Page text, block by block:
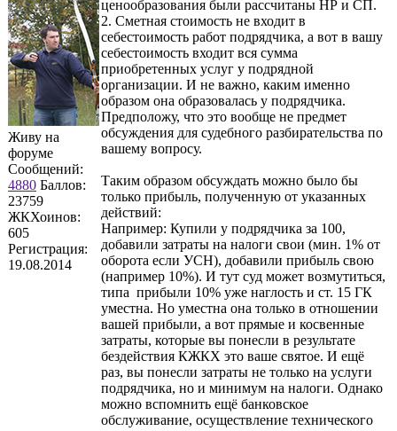
Живу на
форуме
Сообщений:
4880 Баллов:
23759
ЖКХоинов:
605
Регистрация:
19.08.2014
ценообразования были рассчитаны НР и СП.
2. Сметная стоимость не входит в
себестоимость работ подрядчика, а вот в вашу
себестоимость входит вся сумма
приобретенных услуг у подрядной
организации. И не важно, каким именно
образом она образовалась у подрядчика.
Предположу, что это вообще не предмет
обсуждения для судебного разбирательства по
вашему вопросу.
Таким образом обсуждать можно было бы
только прибыль, полученную от указанных
действий:
Например: Купили у подрядчика за 100,
добавили затраты на налоги свои (мин. 1% от
оборота если УСН), добавили прибыль свою
(например 10%). И тут суд может возмутиться,
типа прибыли 10% уже наглость и ст. 15 ГК
уместна. Но уместна она только в отношении
вашей прибыли, а вот прямые и косвенные
затраты, которые вы понесли в результате
бездействия КЖКХ это ваше святое. И ещё
раз, вы понесли затраты не только на услуги
подрядчика, но и минимум на налоги. Однако
можно вспомнить ещё банковское
обслуживание, осуществление технического